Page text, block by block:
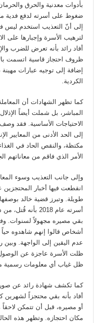
بأدوات معدنية والحرق
ضغوط على أسرته لدفع فدية
إلى أنّ التعذيب استخدم ليس
لترهيب الأسرة وإجبارها على
أفاد رائد بأنه تعرض للضرب
ظروف احتجاز قاسية اتسمت
إضافة إلى توجيه عبارات
الكردية.
كما تظهر الشهادات أن
المباشر، بل شملت أيضاً
الاحتياجات الأساسية. فقد
إلى الحد الأدنى من المعايير
مكتظة، والنقص الحاد في
الأمر الذي فاقم من معاناتهم
وإلى جانب التعذيب وسوء
انقطعت فيها أخبار
طويلة. وتبرز قضية خالد
أسرته عام 2018
أشخاص قالوا إنهم شاهدوه حياً
عدم اليقين إلى الواجهة. وبين
ظلت الأسرة عاجزة عن
ظل غياب أي معلومات رسمية
كما تكشف شهادة رائد عن صورة
أفاد بأنه بقي محتجزاً
أو مصيره، قبل أن تتمكن
مكان احتجازه. وتظهر هذه